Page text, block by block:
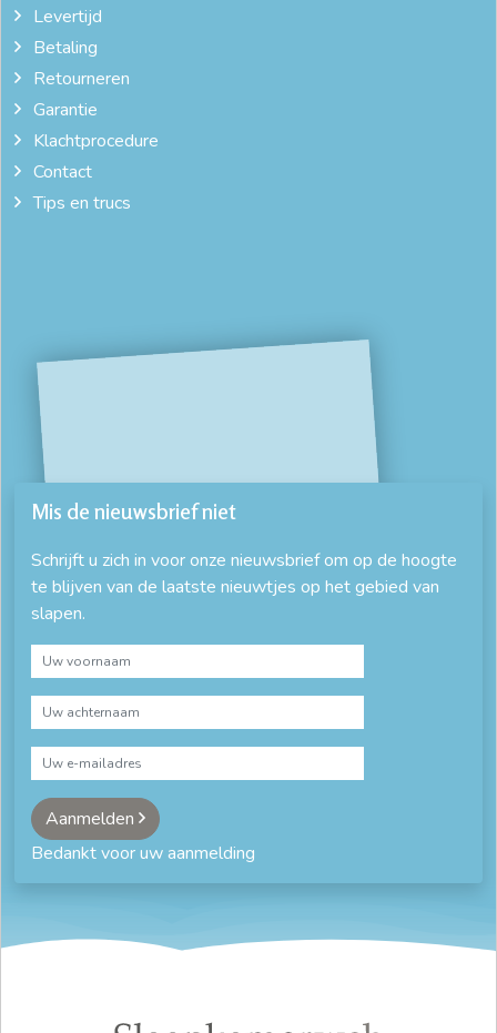
Levertijd
Betaling
Retourneren
Garantie
Klachtprocedure
Contact
Tips en trucs
Mis de nieuwsbrief niet
Schrijft u zich in voor onze nieuwsbrief om op de hoogte
te blijven van de laatste nieuwtjes op het gebied van
slapen.
Aanmelden
Bedankt voor uw aanmelding